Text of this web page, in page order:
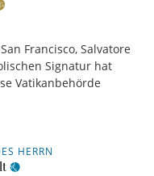
Francisco, Salvatore
Signatur hat
Vatikanbehörde
HERRN